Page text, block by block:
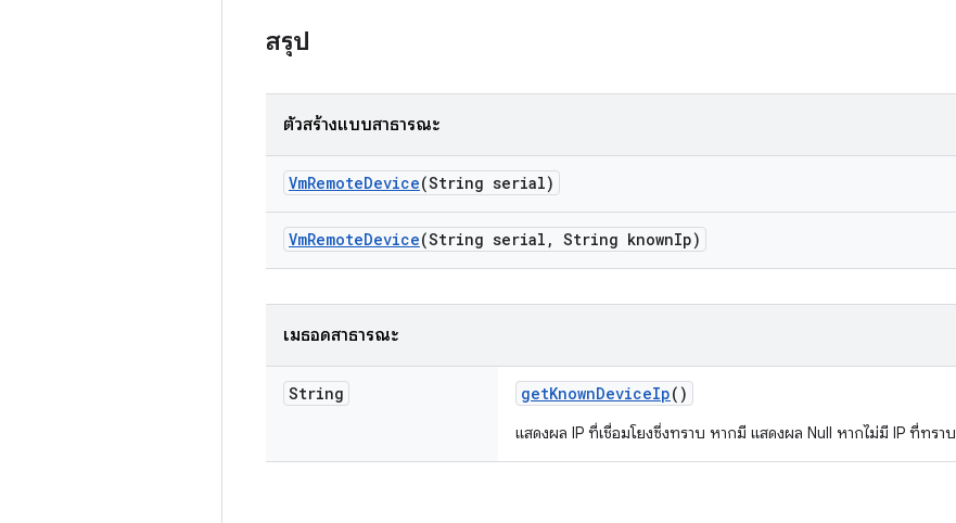
สรุป
ตัวสร้างแบบสาธารณะ
VmRemoteDevice(String serial)
VmRemoteDevice(String serial , String knownIp)
เมธอดสาธารณะ
String getKnownDeviceIp()
แสดงผล IP ที่เชื่อมโยงซึ่งทราบ หากมี แสดงผล Null หากไม่มี IP ที่ทราบ